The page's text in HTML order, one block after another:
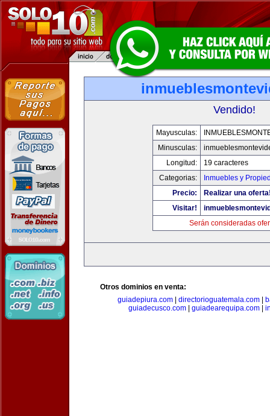
Vendido!
Mayusculas:
Minusculas:
Longitud:
19 caracteres
Categorias:
Inmuebles y
Precio:
Realizar una
Visitar!
Serán consideradas
Otros dominios en venta:
guiadepiura.com
directorioguatemala.com
guiadecusco.com| guiadearequipa.com|